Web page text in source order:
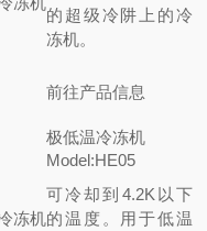
的超级冷阱上的冷
冻机。
前往产品信息
极低温冷冻机
Model:HE05
可冷却到4.2K以下
的温度。用于低温